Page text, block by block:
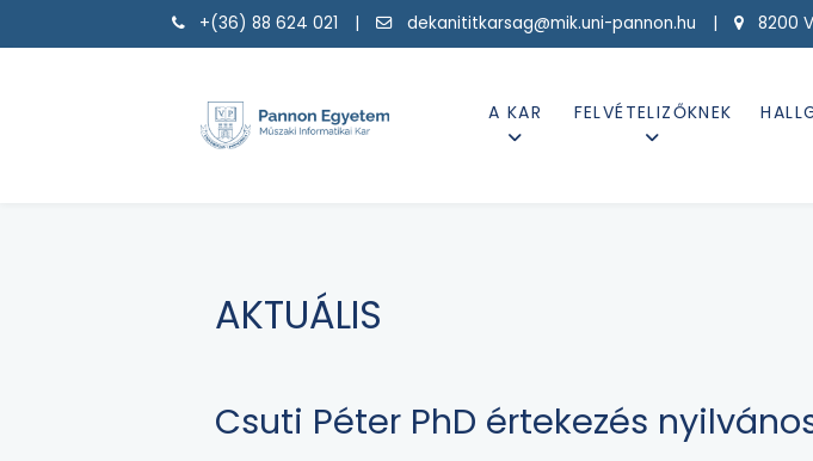
+(36) 88 624 021 | dekanititkarsag@mik.uni-pannon.hu | 8200
A KAR FELVÉTELIZŐKNEK
AKTUÁLIS
Csuti Péter PhD értekezés